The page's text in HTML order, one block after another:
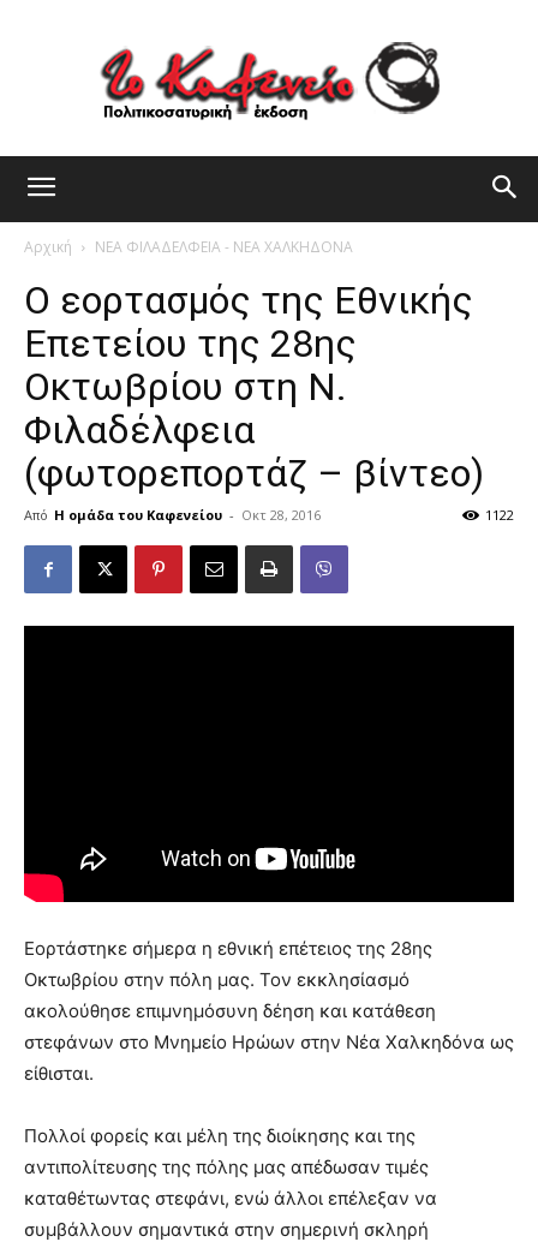
Αρχική ΝΕΑ ΦΙΛΑΔΕΛΦΕΙΑ - ΝΕΑ ΧΑΛΚΗΔΟΝΑ
Ο εορτασμός της Εθνικής
Επετείου της 28ης
Οκτωβρίου στη Ν.
Φιλαδέλφεια
(φωτορεπορτάζ – βίντεο)
Από Η ομάδα του Καφενείου - Οκτ 28, 2016 1122
Εορτάστηκε σήμερα η εθνική επέτειος της 28ης
Οκτωβρίου στην πόλη μας. Τον εκκλησίασμό
ακολούθησε επιμνημόσυνη δέηση και κατάθεση
στεφάνων στο Μνημείο Ηρώων στην Νέα Χαλκηδόνα ως
είθισται.
Πολλοί φορείς και μέλη της διοίκησης και της
αντιπολίτευσης της πόλης μας απέδωσαν τιμές
καταθέτωντας στεφάνι, ενώ άλλοι επέλεξαν να
συμβάλλουν σημαντικά στην σημερινή σκληρή